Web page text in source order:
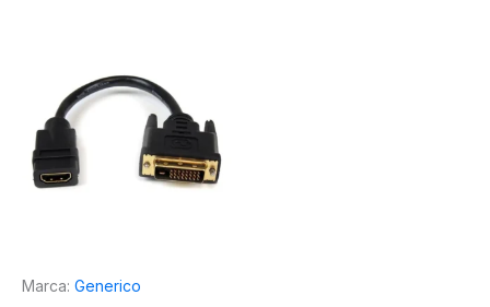
Marca: Generico